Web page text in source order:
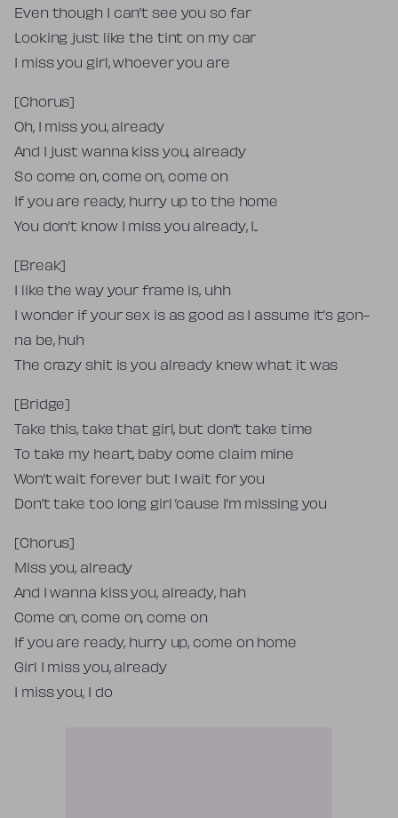
Even though I can’t see you so far
Looking just like the tint on my car
I miss you girl, whoever you are
[Chorus]
Oh, I miss you, already
And I just wanna kiss you, already
So come on, come on, come on
If you are ready, hurry up to the home
You don’t know I miss you already, I..
[Break]
I like the way your frame is, uhh
I wonder if your sex is as good as I assume it’s gon-
na be, huh
The crazy shit is you already knew what it was
[Bridge]
Take this, take that girl, but don’t take time
To take my heart, baby come claim mine
Won’t wait forever but I wait for you
Don’t take too long girl ’cause I’m missing you
[Chorus]
Miss you, already
And I wanna kiss you, already, hah
Come on, come on, come on
If you are ready, hurry up, come on home
Girl I miss you, already
I miss you, I do